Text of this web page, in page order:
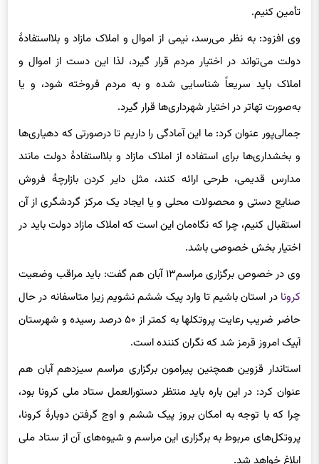
وی افزود: به نظر می‌رسد، نیمی از اموال و املاک مازاد و بلااستفادۀ
دولت می‌تواند در اختیار مردم قرار گیرد، لذا این دست از اموال و
املاک باید سریعاً شناسایی شده و به مردم فروخته شود، و یا
به‌صورت تهاتر در اختیار شهرداری‌ها قرار گیرد.
جمالی‌پور عنوان کرد: ما این آمادگی را داریم تا درصورتی که دهیاری‌ها
و بخشداری‌ها برای استفاده از املاک مازاد و بلااستفادۀ دولت مانند
مدارس قدیمی، طرحی ارائه کنند، مثل دایر کردن بازارچۀ فروش
صنایع دستی و محصولات محلی و یا ایجاد یک مرکز گردشگری از آن
استقبال کنیم، چرا که نگاه‌مان این است که املاک مازاد دولت باید در
اختیار بخش خصوصی باشد.
وی در خصوص برگزاری مراسم۱۳ آبان هم گفت: باید مراقب وضعیت
کرونادر استان باشیم تا وارد پیک ششم نشویم زیرا متاسفانه در حال
حاضر ضریب رعایت پروتکلها به کمتر از ۵۰ درصد رسیده و شهرستان
آبیک امروز قرمز شد که نگران کننده است.
استاندار قزوین همچنین پیرامون برگزاری مراسم سیزدهم آبان هم
عنوان کرد: در این باره باید منتظر دستورالعمل ستاد ملی کرونا بود،
چرا که با توجه به امکان بروز پیک ششم و اوج گرفتن دوبارۀ کرونا،
پروتکل‌های مربوط به برگزاری این مراسم و شیوه‌های آن از ستاد ملی
ابلاغ خواهد شد.